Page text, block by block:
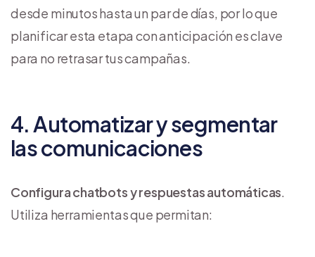
desde minutos hasta un par de días, por lo que
planificar esta etapa con anticipación es clave
para no retrasar tus campañas.
4. Automatizar y segmentar
las comunicaciones
Configura chatbots y respuestas automáticas.
Utiliza herramientas que permitan: